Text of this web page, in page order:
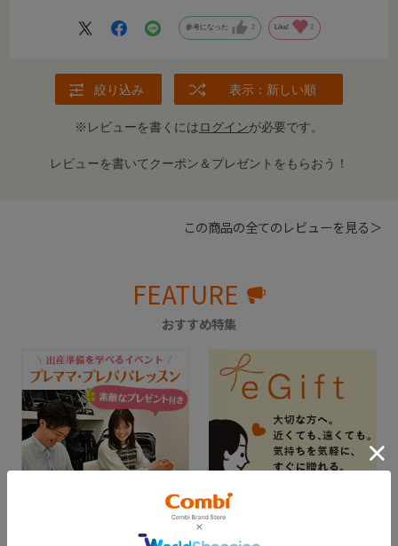
作りがしっかりしていてタイヤが大きいのでスイスイ押せて
ハンドル部分も110cmと高いので押す時も腰が曲がらずにカ
しでも長く使いたいと思います。
参考になった 2 Like! 2
絞り込み 表示：新しい順
※レビューを書くにはログインが必要です。
レビューを書いてクーポン＆プレゼントをもらおう！
この商品の全てのレビューを見る＞
FEATURE
おすすめ特集
出産準備を学べるイベント